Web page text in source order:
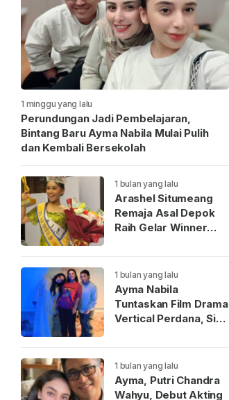
1 minggu yang lalu
Perundungan Jadi Pembelajaran,
Bintang Baru Ayma Nabila Mulai Pulih
dan Kembali Bersekolah
1 bulan yang lalu
Arashel Situmeang
Remaja Asal Depok
Raih Gelar Winner
1 bulan yang lalu
Ayma Nabila
Tuntaskan Film Drama
Vertical Perdana, Siap
Indonesia
1 bulan yang lalu
Ayma, Putri Chandra
Wahyu, Debut Akting